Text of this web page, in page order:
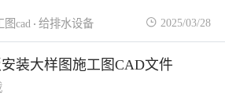
图cad 给排水设备 2025/03/28
装大样图施工图CAD文件